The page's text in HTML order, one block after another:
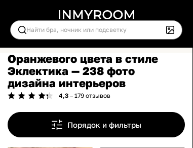
Оранжевого цвета в стиле
Эклектика — 238 фото
дизайна интерьеров
4,3 – 179 отзывов
Порядок и фильтры